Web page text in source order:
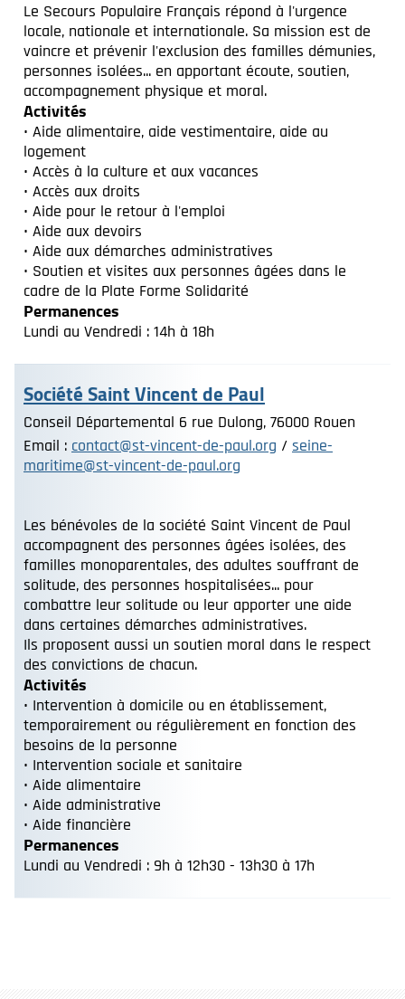
Le Secours Populaire Français répond à l'urgence
locale, nationale et internationale. Sa mission est de
vaincre et prévenir l'exclusion des familles démunies,
personnes isolées... en apportant écoute, soutien,
accompagnement physique et moral.
Activités
• Aide alimentaire, aide vestimentaire, aide au
logement
• Accès à la culture et aux vacances
• Accès aux droits
• Aide pour le retour à l'emploi
• Aide aux devoirs
• Aide aux démarches administratives
• Soutien et visites aux personnes âgées dans le
cadre de la Plate Forme Solidarité
Permanences
Lundi au Vendredi : 14h à 18h
Société Saint Vincent de Paul
Conseil Départemental 6 rue Dulong, 76000 Rouen
Email : contact@st-vincent-de-paul.org / seine-
maritime@st-vincent-de-paul.org
Les bénévoles de la société Saint Vincent de Paul
accompagnent des personnes âgées isolées, des
familles monoparentales, des adultes souffrant de
solitude, des personnes hospitalisées... pour
combattre leur solitude ou leur apporter une aide
dans certaines démarches administratives.
Ils proposent aussi un soutien moral dans le respect
des convictions de chacun.
Activités
• Intervention à domicile ou en établissement,
temporairement ou régulièrement en fonction des
besoins de la personne
• Intervention sociale et sanitaire
• Aide alimentaire
• Aide administrative
• Aide financière
Permanences
Lundi au Vendredi : 9h à 12h30 - 13h30 à 17h